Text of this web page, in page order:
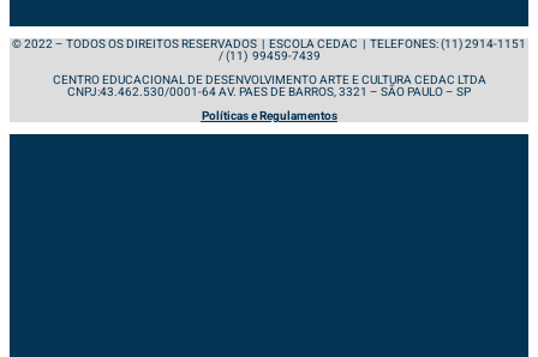
© 2022 – TODOS OS DIREITOS RESERVADOS | ESCOLA CEDAC | TELEFONES: (11) 2914-1151
/ (11) 99459-7439
CENTRO EDUCACIONAL DE DESENVOLVIMENTO ARTE E CULTURA CEDAC LTDA
CNPJ:43.462.530/0001-64 AV. PAES DE BARROS, 3321 – SÃO PAULO – SP
Políticas e Regulamentos